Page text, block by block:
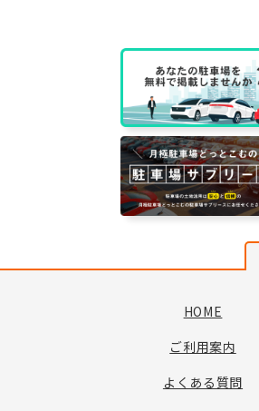
HOME
ご利用案内
よくある質問